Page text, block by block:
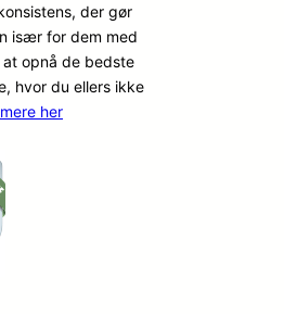
der gør
især for dem med
opnå de bedste
hvor du ellers ikke
her